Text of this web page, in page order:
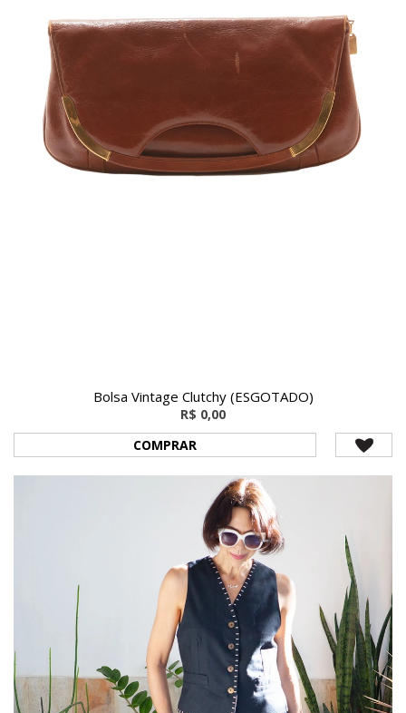
Bolsa Vintage Clutchy (ESGOTADO)
R$ 0,00
COMPRAR